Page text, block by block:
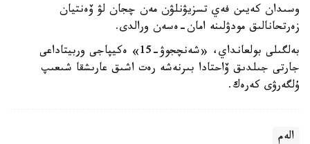
وسىدان كەيىن فەي تسزيۋنلۋن مەن چجان لۋ ۆەنتيان
زەرتحانالىق مودۋلىنە امان-ەسەن ورالدى.
بەلگىلى بولعانداي، «شەنچجوۋ-15» ەكيپاجى وربيتاداعى
جارتى جىلدىق ۆاحتادا بىرنەشە رەت اشىق عارىشقا شىعىپ
ۇلگەرۋى كەرەك.
الەم